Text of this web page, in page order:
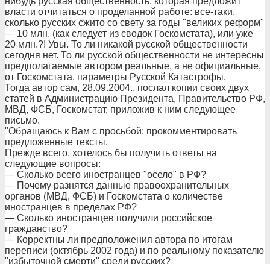
власти отчитаться о проделанной работе: все-таки,
сколько русских сжито со свету за годы "великих реформ"
— 10 млн. (как следует из сводок Госкомстата), или уже
20 млн.?! Увы. То ли никакой русской общественности
сегодня нет. То ли русской общественности не интересны
предполагаемые автором реальные, а не официальные,
от Госкомстата, параметры Русской Катастрофы.
Тогда автор сам, 28.09.2004., послал копии своих двух
статей в Администрацию Президента, Правительство РФ,
МВД, ФСБ, Госкомстат, приложив к ним следующее
письмо.
"Обращаюсь к Вам с просьбой: прокомментировать
предложенные тексты.
Прежде всего, хотелось бы получить ответы на
следующие вопросы:
— Сколько всего иностранцев "осело" в РФ?
— Почему разнятся данные правоохранительных
органов (МВД, ФСБ) и Госкомстата о количестве
иностранцев в пределах РФ?
— Сколько иностранцев получили российское
гражданство?
— Корректны ли предположения автора по итогам
переписи (октябрь 2002 года) и по реальному показателю
"избыточной смерти" среди русских?